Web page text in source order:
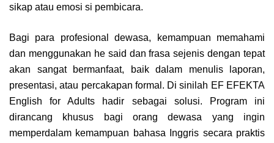
sikap atau emosi si pembicara.
Bagi para profesional dewasa, kemampuan memahami
dan menggunakan he said dan frasa sejenis dengan tepat
akan sangat bermanfaat, baik dalam menulis laporan,
presentasi, atau percakapan formal. Di sinilah EF EFEKTA
English for Adults hadir sebagai solusi. Program ini
dirancang khusus bagi orang dewasa yang ingin
memperdalam kemampuan bahasa Inggris secara praktis